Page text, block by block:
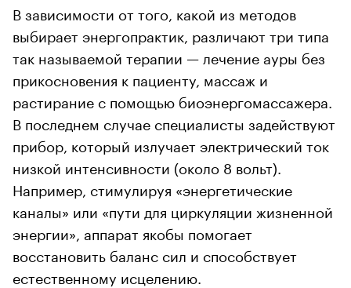
В зависимости от того, какой из методов
выбирает энергопрактик, различают три типа
так называемой терапии — лечение ауры без
прикосновения к пациенту, массаж и
растирание с помощью биоэнергомассажера.
В последнем случае специалисты задействуют
прибор, который излучает электрический ток
низкой интенсивности (около 8 вольт).
Например, стимулируя «энергетические
каналы» или «пути для циркуляции жизненной
энергии», аппарат якобы помогает
восстановить баланс сил и способствует
естественному исцелению.